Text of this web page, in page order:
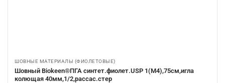
ШОВНЫЕ МАТЕРИАЛЫ (ФИОЛЕТОВЫЕ)
Шовный Biokeen®ПГА синтет.фиолет.USP 1(М4),75см,игла
колющая 40мм,1/2,рассас.стер